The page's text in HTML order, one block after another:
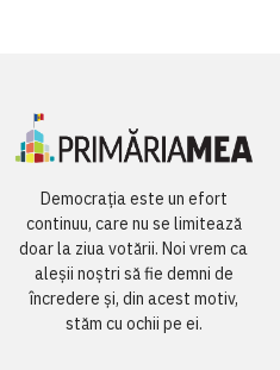
Democrația este un efort
continuu, care nu se limitează
doar la ziua votării. Noi vrem ca
aleșii noștri să fie demni de
încredere și, din acest motiv,
stăm cu ochii pe ei.